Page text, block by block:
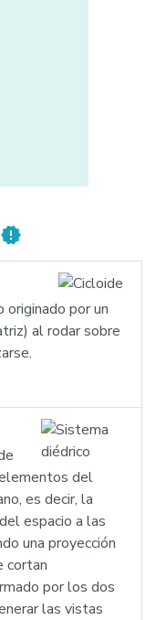
new_releases
por un
al rodar sobre
del
es decir, la
espacio a las
una proyección
cortan
por los dos
las vistas